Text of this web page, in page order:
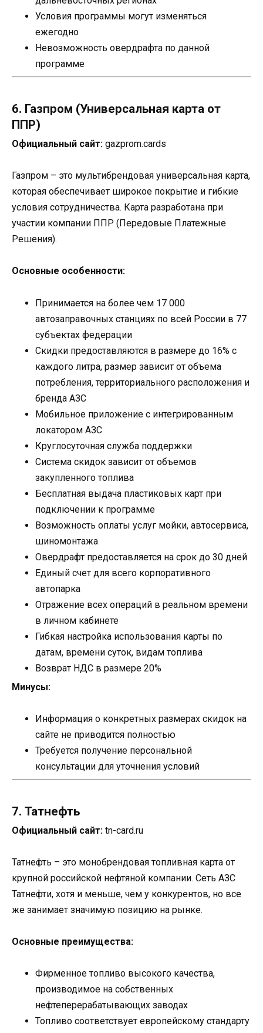
Условия программы могут изменяться
ежегодно
Невозможность овердрафта по данной
программе
6. Газпром (Универсальная карта от
ППР)
Официальный сайт: gazprom.cards
Газпром – это мультибрендовая универсальная карта,
которая обеспечивает широкое покрытие и гибкие
условия сотрудничества. Карта разработана при
участии компании ППР (Передовые Платежные
Решения).
Основные особенности:
Принимается на более чем 17 000
автозаправочных станциях по всей России в 77
субъектах федерации
Скидки предоставляются в размере до 16% с
каждого литра, размер зависит от объема
потребления, территориального расположения и
бренда АЗС
Мобильное приложение с интегрированным
локатором АЗС
Круглосуточная служба поддержки
Система скидок зависит от объемов
закупленного топлива
Бесплатная выдача пластиковых карт при
подключении к программе
Возможность оплаты услуг мойки, автосервиса,
шиномонтажа
Овердрафт предоставляется на срок до 30 дней
Единый счет для всего корпоративного
автопарка
Отражение всех операций в реальном времени
в личном кабинете
Гибкая настройка использования карты по
датам, времени суток, видам топлива
Возврат НДС в размере 20%
Минусы:
Информация о конкретных размерах скидок на
сайте не приводится полностью
Требуется получение персональной
консультации для уточнения условий
7. Татнефть
Официальный сайт: tn-card.ru
Татнефть – это монобрендовая топливная карта от
крупной российской нефтяной компании. Сеть АЗС
Татнефти, хотя и меньше, чем у конкурентов, но все
же занимает значимую позицию на рынке.
Основные преимущества:
Фирменное топливо высокого качества,
производимое на собственных
нефтеперерабатывающих заводах
Топливо соответствует европейскому стандарту